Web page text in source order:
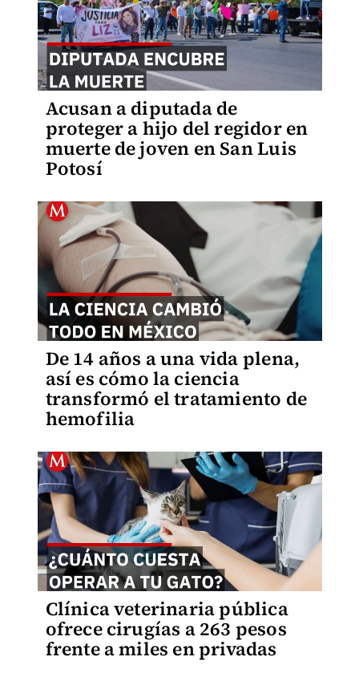
Acusan a diputada de
proteger a hijo del regidor en
muerte de joven en San Luis
Potosí
De 14 años a una vida plena,
así es cómo la ciencia
transformó el tratamiento de
hemofilia
Clínica veterinaria pública
ofrece cirugías a 263 pesos
frente a miles en privadas